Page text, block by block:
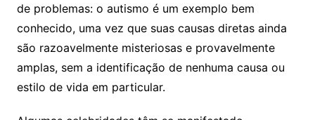
de problemas: o autismo é um exemplo bem
conhecido, uma vez que suas causas diretas ainda
são razoavelmente misteriosas e provavelmente
amplas, sem a identificação de nenhuma causa ou
estilo de vida em particular.